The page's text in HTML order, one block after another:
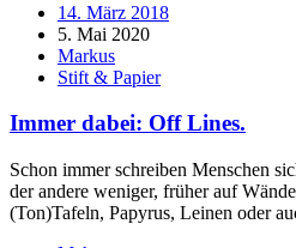
14. März 2018
5. Mai 2020
Markus
Stift & Papier
Immer dabei: Off Lines.
Schon immer schreiben Menschen
der andere weniger, früher auf
(Ton)Tafeln, Papyrus, Leinen oder